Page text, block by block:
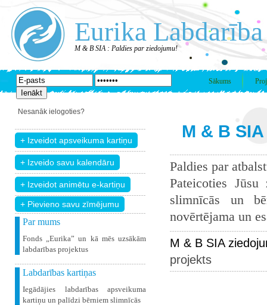
Eurika Labdarība
M & B SIA : Paldies par ziedojumu!
Sākums
Nesanāk ielogoties?
+ Pievieno savu zīmējumu
Par mums
Fonds „Eurika” un kā mēs uzsākām
labdarības projektus
Labdarības kartiņas
Iegādājies labdarības apsveikuma
kartiņu un palīdzi bērniem slimnīcās
M & B
Paldies par
Pateicoties
slimnīcās un
novērtējama un
M & B SIA
projekts